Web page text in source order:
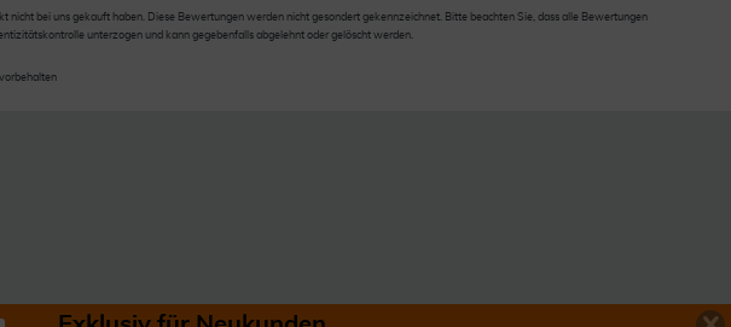
bei uns gekauft haben. Diese Bewertungen werden nicht gesondert gekennzeichnet. Bitte beachten Sie, dass alle Bewertungen
unterzogen und kann gegebenfalls abgelehnt oder gelöscht werden.